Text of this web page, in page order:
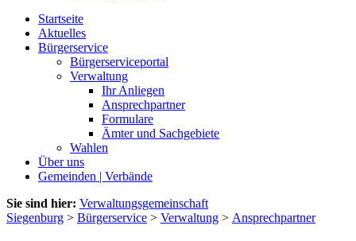
Startseite
Aktuelles
Bürgerservice
Bürgerserviceportal
Verwaltung
Ihr Anliegen
Ansprechpartner
Formulare
Ämter und Sachgebiete
Wahlen
Über uns
Gemeinden | Verbände
Sie sind hier: Verwaltungsgemeinschaft
Siegenburg > Bürgerservice > Verwaltung > Ansprechpartner